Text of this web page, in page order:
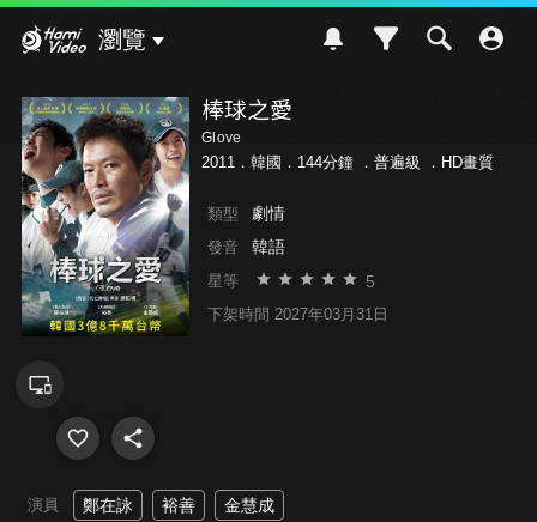
瀏覽
棒球之愛
Glove
2011．韓國．144分鐘 ． 普遍級 ．HD畫質
類型 劇情
發音 韓語
星等 5
下架時間 2027年03月31日
演員 鄭在詠 裕善 金慧成